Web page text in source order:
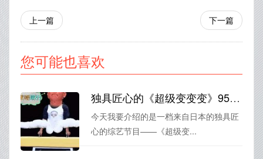
上一篇 下一篇
您可能也喜欢
独具匠心的《超级变变变》95，释放你的无限想象力
今天我要介绍的是一档来自日本的独具匠
心的综艺节目——《超级变...